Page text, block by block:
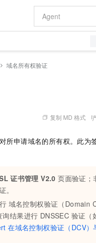
域名所有权验证
复制 MD 格式
所申请域名的所有权。此为
证书管理 V2.0 页面验证；
。
域名控制权验证（Domain
结果进行 DNSSEC 验证（
在域名控制权验证（DCV
而生
Wan2.7-T2V
基于千问大模型等，支持代码智能生成、研发智能问答
服务
Qoder
面向真实软件的
云原生的云上边
智能体
明
工程团队
轻松解锁专属
5 分钟轻松部
NEW
加量 10 倍，夜间低至2折
高频场景
NEW
客户专享
AI 场景体验
从图文生成到视
AI 广告创作
图文、视频一站
0 代码专业建站
AI助力短剧漫剧
AI 办公
配置报价器
基础软件
JAVA
操作系统
WordPress
Ubuntu
Red Hat
产品伙伴合
云网络合作计划
计划
成为服务伙
服务生态伙伴
阿里云认证
信息公告
健康状态
市场活动
魔搭
高校合作
云工开物